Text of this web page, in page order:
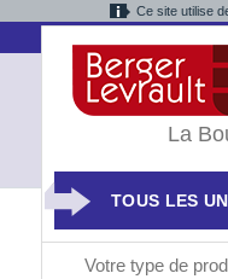
Ce site utilise
La
TOUS LES
Votre type de